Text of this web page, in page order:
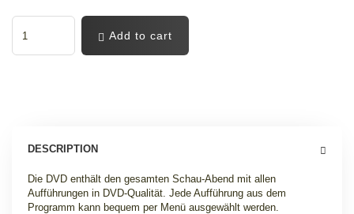
Add to cart
DESCRIPTION
Die DVD enthält den gesamten Schau-Abend mit allen
Aufführungen in DVD-Qualität. Jede Aufführung aus dem
Programm kann bequem per Menü ausgewählt werden.